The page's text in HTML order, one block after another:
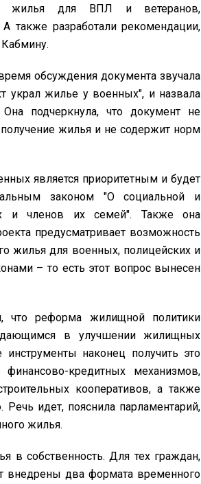
жилья для ВПЛ и ветеранов,
также разработали рекомендации,
обсуждения документа звучала
украл жилье у военных", и назвала
подчеркнула, что документ не
жилья и не содержит норм
является приоритетным и будет
законом "О социальной и
и членов их семей". Также она
предусматривает возможность
жилья для военных, полицейских и
– то есть этот вопрос вынесен
что реформа жилищной политики
в улучшении жилищных
наконец получить это
кредитных механизмов,
кооперативов, а также
Речь идет, пояснила парламентарий,
жилья.
в собственность. Для тех граждан,
внедрены два формата временного